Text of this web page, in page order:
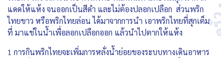
แดดให้แห้ง จนออกเป็นสีดำ และไม่ต้องปลอกเปลือก ส่วนพริก
ไทยขาว หรือพริกไทยล่อน ได้มาจากการนำ เอาพริกไทยที่สุกเต็ม
ที่ มาแช่ในน้ำเพื่อลอกเปลือกออก แล้วนำไปตากให้แห้ง
1 การกินพริกไทยจะเพิ่มการหลั่งน้ำย่อยของระบบทางเดินอาหาร